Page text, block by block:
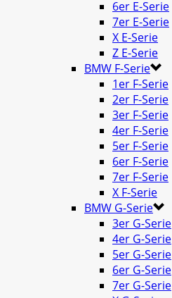
6er E-Serie
7er E-Serie
X E-Serie
Z E-Serie
BMW F-Serie
1er F-Serie
2er F-Serie
3er F-Serie
4er F-Serie
5er F-Serie
6er F-Serie
7er F-Serie
X F-Serie
BMW G-Serie
3er G-Serie
4er G-Serie
5er G-Serie
6er G-Serie
7er G-Serie